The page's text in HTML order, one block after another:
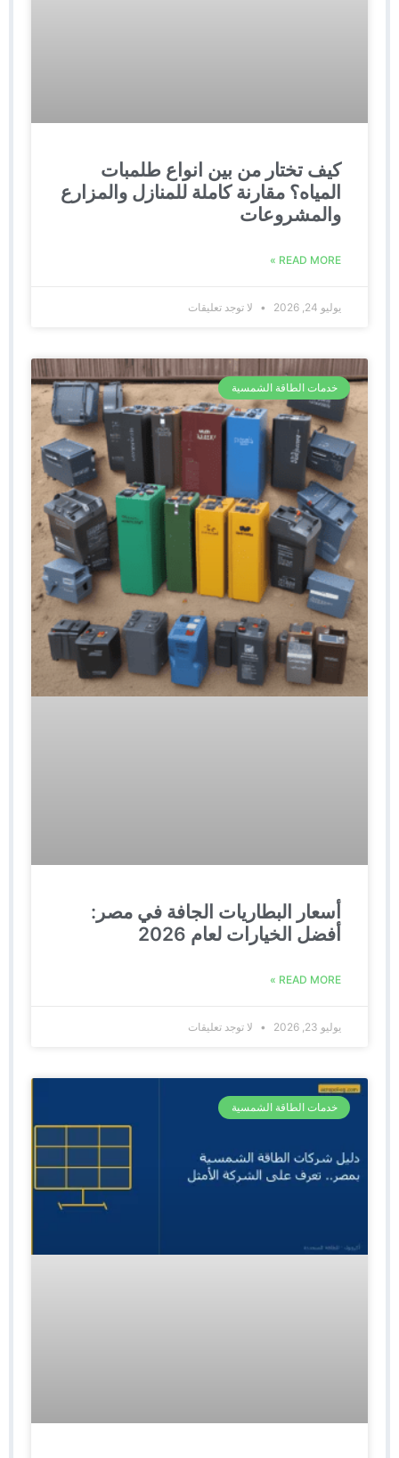
كيف تختار من بين انواع طلمبات
المياه؟ مقارنة كاملة للمنازل والمزارع
والمشروعات
READ MORE »
يوليو 24, 2026 لا توجد تعليقات
خدمات الطاقة الشمسية
أسعار البطاريات الجافة في مصر:
أفضل الخيارات لعام 2026
READ MORE »
يوليو 23, 2026 لا توجد تعليقات
خدمات الطاقة الشمسية